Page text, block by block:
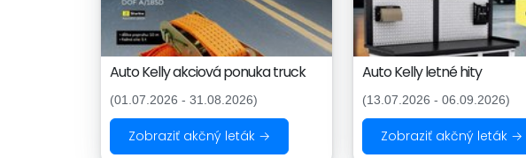
Auto Kelly akciová ponuka truck
(01.07.2026 - 31.08.2026)
Zobraziť akčný leták →
Auto Kelly letné hity
(13.07.2026 - 06.09.2026)
Zobraziť akčný leták →